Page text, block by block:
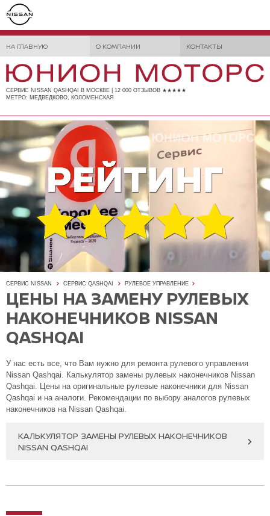
НА ГЛАВНУЮ О КОМПАНИИ КОНТАКТЫ
СЕРВИС NISSAN QASHQAI В МОСКВЕ | 12 000 ОТЗЫВОВ ★★★★★
МЕТРО: МЕДВЕДКОВО, КОЛОМЕНСКАЯ
СЕРВИС NISSAN СЕРВИС QASHQAI РУЛЕВОЕ УПРАВЛЕНИЕ
ЦЕНЫ НА ЗАМЕНУ РУЛЕВЫХ
НАКОНЕЧНИКОВ NISSAN
QASHQAI
У нас есть все, что Вам нужно для ремонта рулевого управления
Nissan Qashqai. Калькулятор замены рулевых наконечников Nissan
Qashqai. Цены на оригинальные рулевые наконечники для Nissan
Qashqai и на аналоги. Рекомендации по выбору аналогов рулевых
наконечников на Nissan Qashqai.
КАЛЬКУЛЯТОР ЗАМЕНЫ РУЛЕВЫХ НАКОНЕЧНИКОВ
NISSAN QASHQAI